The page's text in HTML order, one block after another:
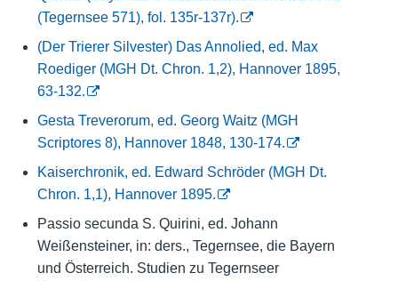
(Tegernsee 571), fol. 135r-137r).
(Der Trierer Silvester) Das Annolied, ed. Max
Roediger (MGH Dt. Chron. 1,2), Hannover 1895,
63-132.
Gesta Treverorum, ed. Georg Waitz (MGH
Scriptores 8), Hannover 1848, 130-174.
Kaiserchronik, ed. Edward Schröder (MGH Dt.
Chron. 1,1), Hannover 1895.
Passio secunda S. Quirini, ed. Johann
Weißensteiner, in: ders., Tegernsee, die Bayern
und Österreich. Studien zu Tegernseer